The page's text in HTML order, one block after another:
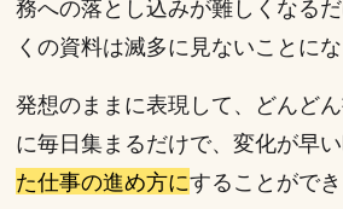
務への落とし込みが難しくなる
くの資料は滅多に見ないことにな
発想のままに表現して、どんど
に毎日集まるだけで、変化が早
た仕事の進め方にすることができ